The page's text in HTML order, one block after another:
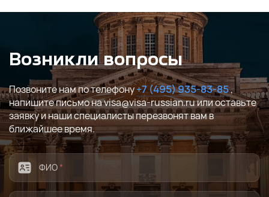
Возникли вопросы
Позвоните нам по телефону+7 (495) 935-83-85,
напишите письмо на visa@visa-russian.ru или оставьте
заявку и наши специалисты перезвонят вам в
ближайшее время.
ФИО*